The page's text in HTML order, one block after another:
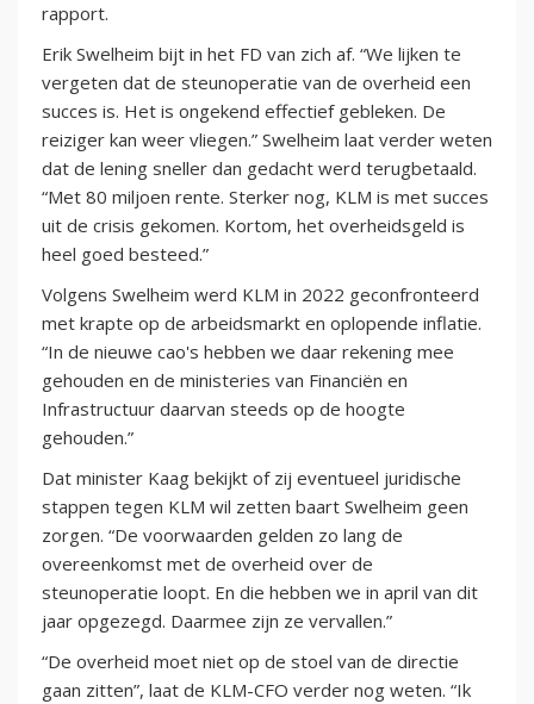
rapport.
Erik Swelheim bijt in het FD van zich af. “We lijken te
vergeten dat de steunoperatie van de overheid een
succes is. Het is ongekend effectief gebleken. De
reiziger kan weer vliegen.” Swelheim laat verder weten
dat de lening sneller dan gedacht werd terugbetaald.
“Met 80 miljoen rente. Sterker nog, KLM is met succes
uit de crisis gekomen. Kortom, het overheidsgeld is
heel goed besteed.”
Volgens Swelheim werd KLM in 2022 geconfronteerd
met krapte op de arbeidsmarkt en oplopende inflatie.
“In de nieuwe cao's hebben we daar rekening mee
gehouden en de ministeries van Financiën en
Infrastructuur daarvan steeds op de hoogte
gehouden.”
Dat minister Kaag bekijkt of zij eventueel juridische
stappen tegen KLM wil zetten baart Swelheim geen
zorgen. “De voorwaarden gelden zo lang de
overeenkomst met de overheid over de
steunoperatie loopt. En die hebben we in april van dit
jaar opgezegd. Daarmee zijn ze vervallen.”
“De overheid moet niet op de stoel van de directie
gaan zitten”, laat de KLM-CFO verder nog weten. “Ik